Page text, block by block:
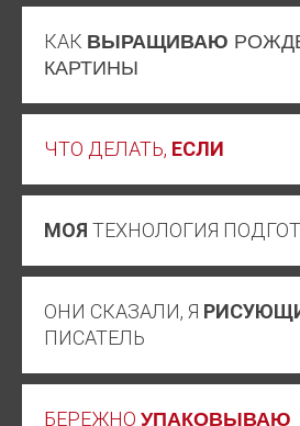
КАК ВЫРАЩИВАЮ
КАРТИНЫ
ЧТО ДЕЛАТЬ, ЕСЛИ
МОЯ ТЕХНОЛОГИЯ
ОНИ СКАЗАЛИ, Я
ПИСАТЕЛЬ
БЕРЕЖНО УПАКОВЫВАЮ